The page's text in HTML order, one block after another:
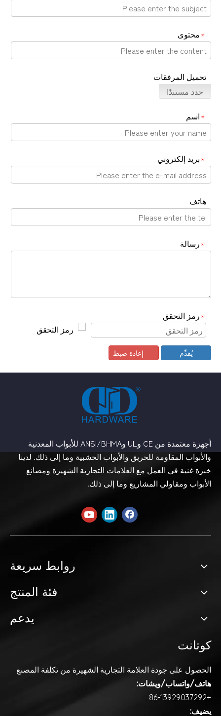
*محتوى
تحميل المرفقات
حدد مستندًا
*اسم
*بريد إلكتروني
هاتف
*رسالة
*رمز التحقق
يُقدِّم إعادة ضبط
أجهزة معتمدة من CE وUL وANSI/BHMA للأبواب المعدنية
والأبواب المقاومة للحريق والأبواب الخشبية وما إلى ذلك. لدينا
خبرة غنية في العمل مع العلامات التجارية الشهيرة ومصانع
الأبواب ومقاولي المشاريع وما إلى ذلك.
روابط سريعة
فئة المنتج
يدعم
كوتانت
الحصول على جودة العلامة التجارية الشهيرة من تكلفة المصنع
هاتف/واتساب/ويشات:
+86-13929037292
يضيف: